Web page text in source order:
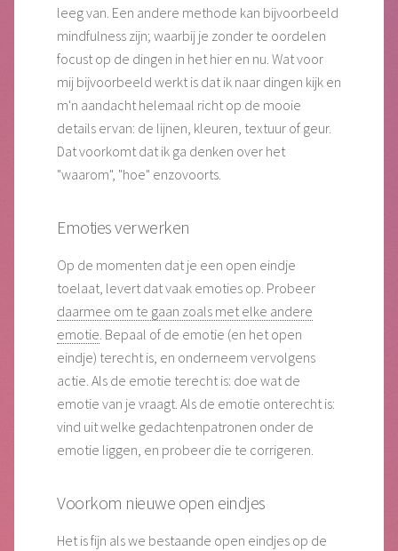
leeg van. Een andere methode kan bijvoorbeeld
mindfulness zijn; waarbij je zonder te oordelen
focust op de dingen in het hier en nu. Wat voor
mij bijvoorbeeld werkt is dat ik naar dingen kijk en
m'n aandacht helemaal richt op de mooie
details ervan: de lijnen, kleuren, textuur of geur.
Dat voorkomt dat ik ga denken over het
"waarom", "hoe" enzovoorts.
Emoties verwerken
Op de momenten dat je een open eindje
toelaat, levert dat vaak emoties op. Probeer
daarmee om te gaan zoals met elke andere
emotie. Bepaal of de emotie (en het open
eindje) terecht is, en onderneem vervolgens
actie. Als de emotie terecht is: doe wat de
emotie van je vraagt. Als de emotie onterecht is:
vind uit welke gedachtenpatronen onder de
emotie liggen, en probeer die te corrigeren.
Voorkom nieuwe open eindjes
Het is fijn als we bestaande open eindjes op de